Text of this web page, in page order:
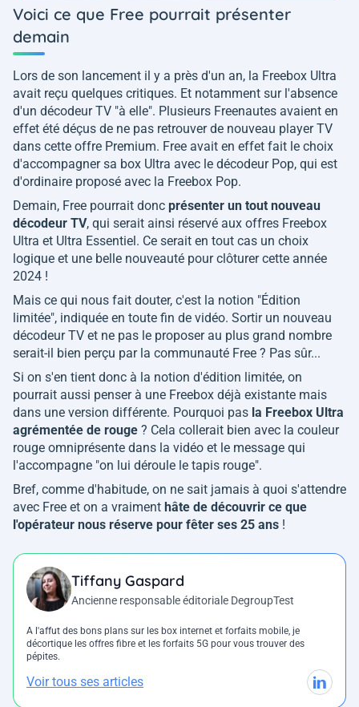
Voici ce que Free pourrait présenter
demain
Lors de son lancement il y a près d'un an, la Freebox Ultra
avait reçu quelques critiques. Et notamment sur l'absence
d'un décodeur TV "à elle". Plusieurs Freenautes avaient en
effet été déçus de ne pas retrouver de nouveau player TV
dans cette offre Premium. Free avait en effet fait le choix
d'accompagner sa box Ultra avec le décodeur Pop, qui est
d'ordinaire proposé avec la Freebox Pop.
Demain, Free pourrait donc présenter un tout nouveau
décodeur TV, qui serait ainsi réservé aux offres Freebox
Ultra et Ultra Essentiel. Ce serait en tout cas un choix
logique et une belle nouveauté pour clôturer cette année
2024 !
Mais ce qui nous fait douter, c'est la notion "Édition
limitée", indiquée en toute fin de vidéo. Sortir un nouveau
décodeur TV et ne pas le proposer au plus grand nombre
serait-il bien perçu par la communauté Free ? Pas sûr...
Si on s'en tient donc à la notion d'édition limitée, on
pourrait aussi penser à une Freebox déjà existante mais
dans une version différente. Pourquoi pas la Freebox Ultra
agrémentée de rouge ? Cela collerait bien avec la couleur
rouge omniprésente dans la vidéo et le message qui
l'accompagne "on lui déroule le tapis rouge".
Bref, comme d'habitude, on ne sait jamais à quoi s'attendre
avec Free et on a vraiment hâte de découvrir ce que
l'opérateur nous réserve pour fêter ses 25 ans !
Tiffany Gaspard
Ancienne responsable éditoriale DegroupTest
A l'affut des bons plans sur les box internet et forfaits mobile, je
décortique les offres fibre et les forfaits 5G pour vous trouver des
pépites.
Voir tous ses articles